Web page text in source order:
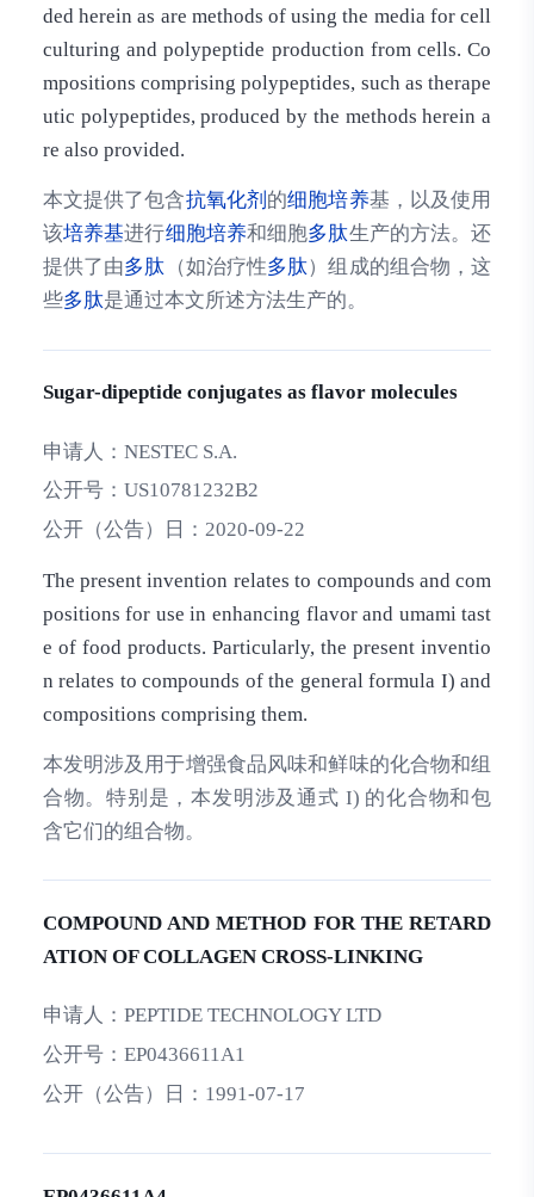
ded herein as are methods of using the media for cell
culturing and polypeptide production from cells. Co
mpositions comprising polypeptides, such as therape
utic polypeptides, produced by the methods herein a
re also provided.
本文提供了包含抗氧化剂 的细胞培养基，以及使用
该培养基进行细胞培养和细胞多肽生产的方法。还
提供了由多肽 （如治疗性多肽）组成的组合物，这
些多肽是通过本文所述方法生产的。
Sugar-dipeptide conjugates as flavor molecules
申请人： NESTEC S.A.
公开号： US10781232B2
公开（公告）日： 2020-09-22
The present invention relates to compounds and com
positions for use in enhancing flavor and umami tast
e of food products. Particularly, the present inventio
n relates to compounds of the general formula I) and
compositions comprising them.
本发明涉及用于增强食品风味和鲜味的化合物和组
合物。特别是，本发明涉及通式 I) 的化合物和包
含它们的组合物。
COMPOUND AND METHOD FOR THE RETARD
ATION OF COLLAGEN CROSS-LINKING
申请人： PEPTIDE TECHNOLOGY LTD
公开号： EP0436611A1
公开（公告）日： 1991-07-17